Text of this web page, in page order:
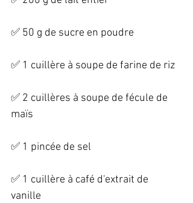
✅ 50 g de sucre en poudre
✅ 1 cuillère à soupe de farine de riz
✅ 2 cuillères à soupe de fécule de
maïs
✅ 1 pincée de sel
✅ 1 cuillère à café d'extrait de
vanille